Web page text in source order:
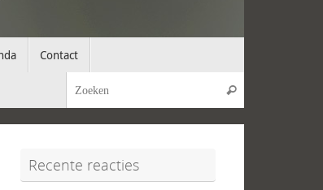
Contact
Zoeken
Recente reacties